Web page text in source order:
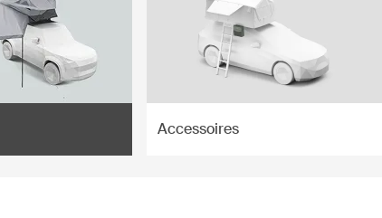
Accessoires